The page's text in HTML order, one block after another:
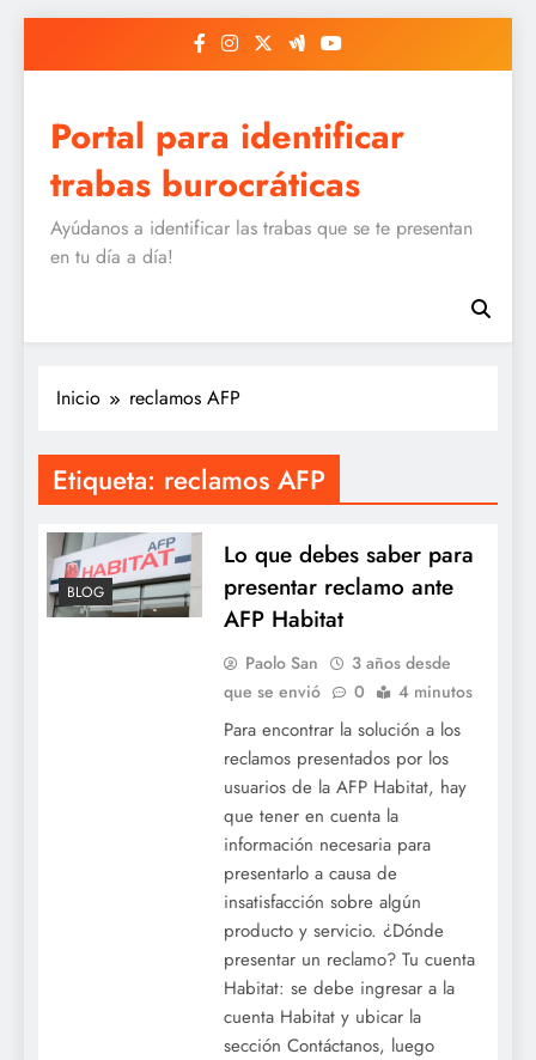
Portal para identificar
trabas burocráticas
Ayúdanos a identificar las trabas que se te presentan
en tu día a día!
Inicio reclamos AFP
Etiqueta: reclamos AFP
BLOG
Lo que debes saber para
presentar reclamo ante
AFP Habitat
Paolo San
3 años desde
que se envió
0 4 minutos
Para encontrar la solución a los
reclamos presentados por los
usuarios de la AFP Habitat, hay
que tener en cuenta la
información necesaria para
presentarlo a causa de
insatisfacción sobre algún
producto y servicio. ¿Dónde
presentar un reclamo? Tu cuenta
Habitat: se debe ingresar a la
cuenta Habitat y ubicar la
sección Contáctanos, luego